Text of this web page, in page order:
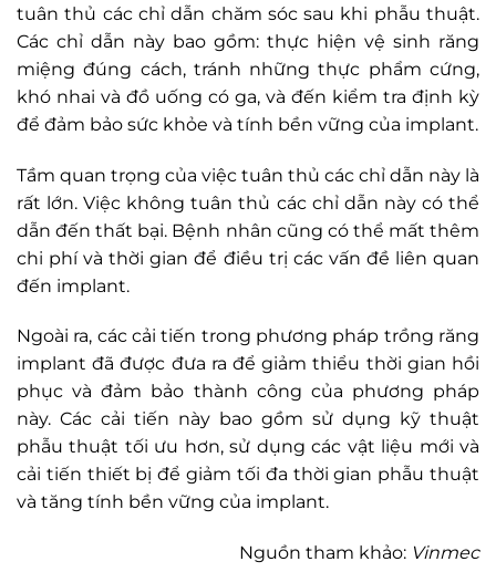
tuân thủ các chỉ dẫn chăm sóc sau khi phẫu thuật.
Các chỉ dẫn này bao gồm: thực hiện vệ sinh răng
miệng đúng cách, tránh những thực phẩm cứng,
khó nhai và đồ uống có ga, và đến kiểm tra định kỳ
để đảm bảo sức khỏe và tính bền vững của implant.
Tầm quan trọng của việc tuân thủ các chỉ dẫn này là
rất lớn. Việc không tuân thủ các chỉ dẫn này có thể
dẫn đến thất bại. Bệnh nhân cũng có thể mất thêm
chi phí và thời gian để điều trị các vấn đề liên quan
đến implant.
Ngoài ra, các cải tiến trong phương pháp trồng răng
implant đã được đưa ra để giảm thiểu thời gian hồi
phục và đảm bảo thành công của phương pháp
này. Các cải tiến này bao gồm sử dụng kỹ thuật
phẫu thuật tối ưu hơn, sử dụng các vật liệu mới và
cải tiến thiết bị để giảm tối đa thời gian phẫu thuật
và tăng tính bền vững của implant.
Nguồn tham khảo: Vinmec